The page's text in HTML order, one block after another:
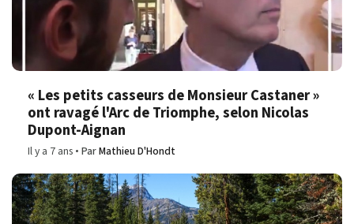
« Les petits casseurs de Monsieur Castaner »
ont ravagé l'Arc de Triomphe, selon Nicolas
Dupont-Aignan
Il y a 7 ans ParMathieu D'Hondt